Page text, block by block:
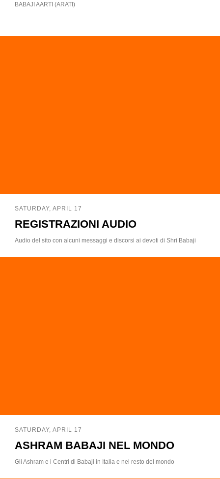
BABAJI AARTI (ARATI)
SATURDAY, APRIL 17
REGISTRAZIONI AUDIO
Audio del sito con alcuni messaggi e discorsi ai devoti di Shri Babaji
SATURDAY, APRIL 17
ASHRAM BABAJI NEL MONDO
Gli Ashram e i Centri di Babaji in Italia e nel resto del mondo